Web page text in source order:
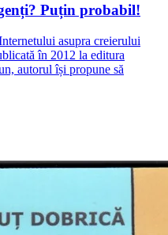
Puțin probabil!
asupra creierului
în 2012 la editura
autorul își propune să